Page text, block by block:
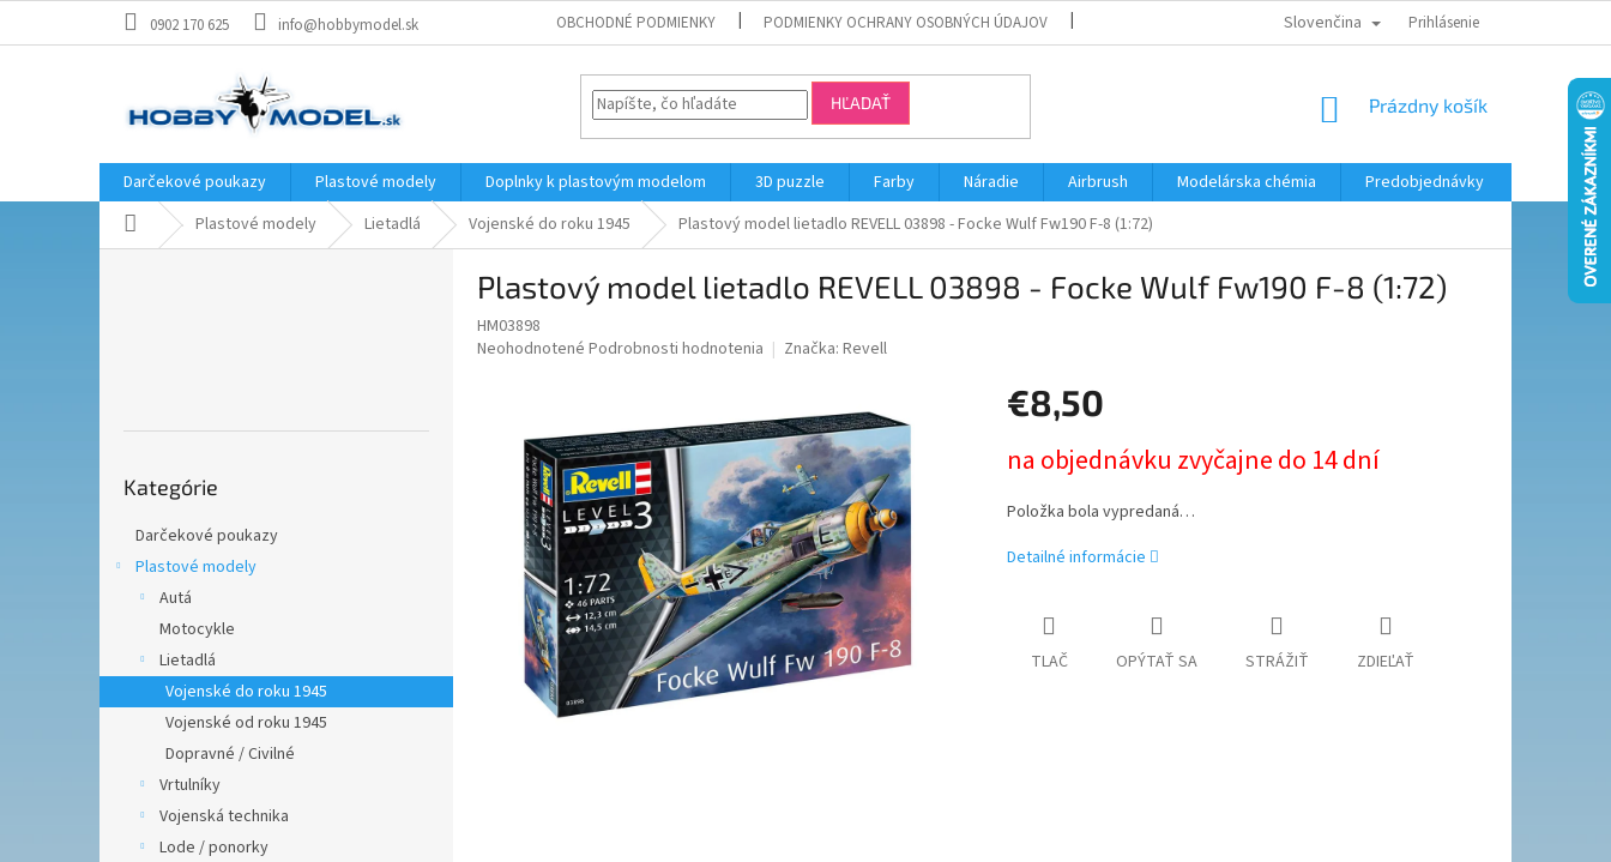
0902 170 625 info@hobbymodel.sk OBCHODNÉ PODMIENKY PODMIENKY OCHRANY OSOBNÝCH ÚDAJOV MODELÁRSKY KRÚŽOK
Slovenčina Prihlásenie
HĽADAŤ
NÁKUPNÝ
Prázdny košík
Darčekové poukazy Plastové modely Doplnky k plastovým modelom 3D puzzle Farby Náradie Airbrush Modelárska chémia
Predobjednávky
DomovPlastové modely Lietadlá Vojenské do roku 1945 Plastový model lietadlo REVELL 03898 - Focke Wulf Fw190 F-8 (1:72)
kategórie
Kategórie
Darčekové poukazy
Plastové modely
Autá
Motocykle
Lietadlá
Vojenské do roku 1945
Vojenské od roku 1945
Dopravné / Civilné
Vrtulníky
Vojenská technika
Lode / ponorky
Plastový model lietadlo REVELL 03898 - Focke Wulf Fw190 F-8 (1:72)
HM03898
Priemerné
hviezdičiek.
Neohodnotené Podrobnosti hodnotenia Značka: Revell
€8,50
cena:
na objednávku zvyčajne do 14 dní
Položka bola vypredaná…
Detailné informácie
TLAČ OPÝTAŤ SA STRÁŽIŤ ZDIEĽAŤ